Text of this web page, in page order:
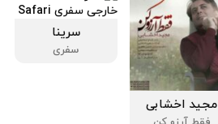
مجید اخشابی
سرینا
سفری